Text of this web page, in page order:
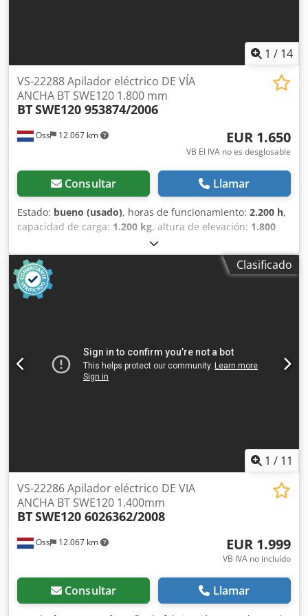
1 / 14
Oss 12.067 km
VS-22288 Apilador eléctrico DE VÍA
ANCHA BT SWE120 1.800 mm
BTSWE120 953874/2006
EUR 1.650
VB El IVA no es desglosable
Consultar Llamar
Estado: bueno (usado), horas de funcionamiento: 2.200 h,
capacidad de carga: 1.200 kg, altura de elevación: 1.800
eléctrico
altura de construcción:2.100 mm, kilometraje:2.200 km,
El apilador de VÍA ANCHA de esta marca es del año 2006 y
está en buen estado; Capacidad de 1.200 kg; Eleva hasta
una altura de 1.800 mm; Altura libre al paso de 2.100 mm;
cuenta con un cargador externo. Vea el video en YouTube.
Djdpew Nk Szefx Anmeck
Clasificado
1 / 11
Oss 12.067 km
VS-22286 Apilador eléctrico DE VIA
ANCHA BT SWE120 1.400mm
BTSWE120 6026362/2008
EUR 1.999
VB IVA no incluído
Consultar Llamar